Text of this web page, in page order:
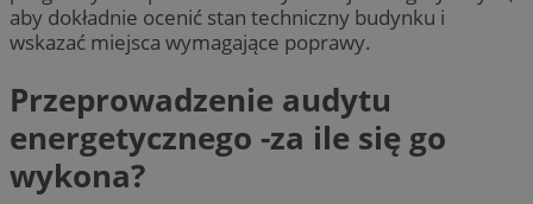
aby dokładnie ocenić stan techniczny budynku i
wskazać miejsca wymagające poprawy.
Przeprowadzenie audytu
energetycznego -za ile się go
wykona?